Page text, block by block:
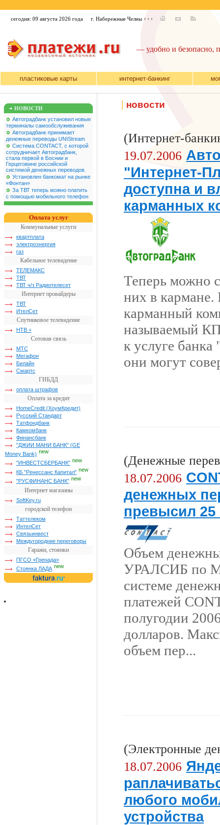
сегодня: 09 августа 2026 года г. Набережные Челны
— удобно и безопасно,
пластиковые карты интернет-банкинг
НОВОСТИ
Автоградбанк установил новые
терминалы самообслуживания
Автоградбанк принимает
денежные переводы UNIStream
Система CONTACT, с которой
сотрудничает Автоградбанк,
стала первой в Боснии и
Герцеговине российской
системой денежных переводов.
Установлен банкомат на рынке
«Фонтан»
За ТВТ теперь можно платить
с помощью мобильного телефон
Оплата услуг
Коммунальные услуги
квартплата
электроэнергия
газ
Кабельное телевидение
ТЕЛЕМАКС
ТВТ
ТВТ ч/з Радиотелесет
Интернет провайдеры
ТВТ
ИтелСет
Спутниковое телевидение
НТВ +
Сотовая связь
МТС
Мегафон
Билайн
Смартс
ГИБДД
оплата штрафов
Оплата за кредит
HomeCredit (ХоумКредит)
Русский Стандарт
Татфондбанк
Камкомбанк
Финансбанк
"ДЖИИ МАНИ БАНК" (GE
Money Bank) new
"ИНВЕСТСБЕРБАНК" new
КБ "Ренессанс Капитал" new
"РУСФИНАНС БАНК" new
Интернет магазины
SoftKey.ru
городской телефон
Таттелеком
ИнтелСет
Связьинвест
Междугородние переговоры
Гаражи, стоянки
ПГСО «Гренада»
Стоянка ЛАДА new
| новости
(Интернет-
19.07.2006
"Интернет-
доступна и
карманных
Теперь можно
них в кармане.
карманный
называемый
к услуге
они могут
(Денежные
18.07.2006
денежных
превысил
Объем
УРАЛСИБ по
системе
платежей
полугодии
долларов.
объем пер...
(Электронные
18.07.2006
любого
устройства